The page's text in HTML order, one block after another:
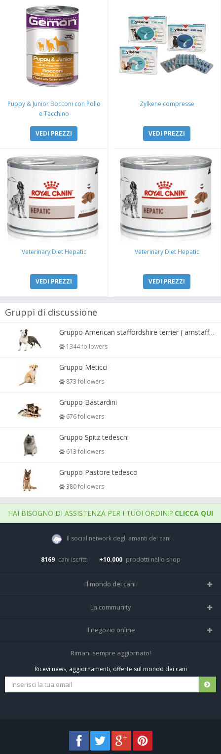
Puppy & Junior Bocconi con Pollo
e Tacchino
VEDI PREZZI
Zylkene compresse
VEDI PREZZI
Veterinary Diet Hepatic
VEDI PREZZI
Veterinary Diet Hepatic
VEDI PREZZI
Gruppi di discussione
Gruppo American staffordshire terrier ( amstaff, amastaff )
1344 followers
Gruppo Meticci
873 followers
Gruppo Bastardini
676 followers
Gruppo Spitz tedeschi
613 followers
Gruppo Pastore tedesco
380 followers
HAI BISOGNO DI ASSISTENZA PER I TUOI ORDINI? CLICCA QUI
Il social network degli amanti dei cani
8169 cani iscritti +10.000 prodotti nello shop
Il mondo dei cani
Tutte le razze
La community
Home
Tutti i cani iscritti
Il negozio online
Negozio per cani
Spedizioni e resi
Rimani sempre aggiornato!
Ricevi news, aggiornamenti, offerte sul mondo dei cani